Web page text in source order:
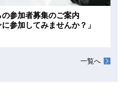
参加者募集のご案内
参加してみませんか？」
一覧へ